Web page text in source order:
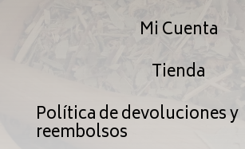
Mi Cuenta
Tienda
Política de devoluciones y
reembolsos